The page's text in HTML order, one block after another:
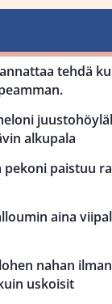
tehdä
alkupala
pekoni paistuu
aina
nahan
uskoisit